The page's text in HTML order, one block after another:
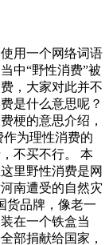
用一个网络词语
中“野性消费”被
，大家对此并不
是什么意思呢？
梗的意思介绍，
为理性消费的
不买不行。 本
里野性消费是网
南遭受的自然灾
货品牌，像老一
在一个铁盒当
部捐献给国家，